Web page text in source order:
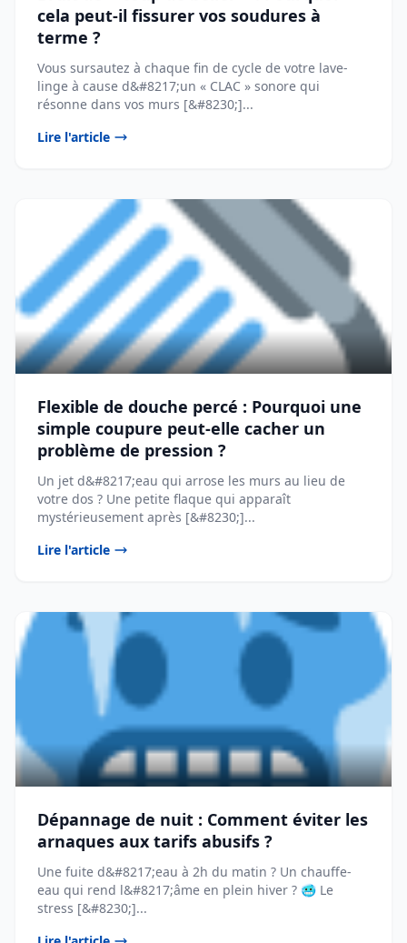
cela peut-il fissurer vos soudures à
terme ?
Vous sursautez à chaque fin de cycle de votre lave-
linge à cause d&#8217;un « CLAC » sonore qui
résonne dans vos murs [&#8230;]...
Lire l'article
Flexible de douche percé : Pourquoi une
simple coupure peut-elle cacher un
problème de pression ?
Un jet d&#8217;eau qui arrose les murs au lieu de
votre dos ? Une petite flaque qui apparaît
mystérieusement après [&#8230;]...
Lire l'article
Dépannage de nuit : Comment éviter les
arnaques aux tarifs abusifs ?
Une fuite d&#8217;eau à 2h du matin ? Un chauffe-
eau qui rend l&#8217;âme en plein hiver ? 🥶 Le
stress [&#8230;]...